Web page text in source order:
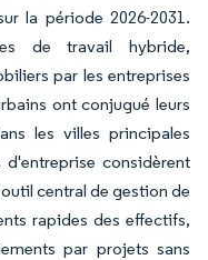
la période 2026-2031.
de travail hybride,
par les entreprises
ont conjugué leurs
les villes principales
considèrent
central de gestion de
rapides des effectifs,
par projets sans